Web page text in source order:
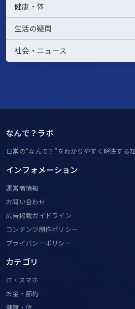
健康・体
生活の疑問
社会・ニュース
なんで？ラボ
日常の“なんで？”をわかりやすく解決する
インフォメーション
運営者情報
お問い合わせ
広告掲載ガイドライン
コンテンツ制作ポリシー
プライバシーポリシー
カテゴリ
IT・スマホ
お金・節約